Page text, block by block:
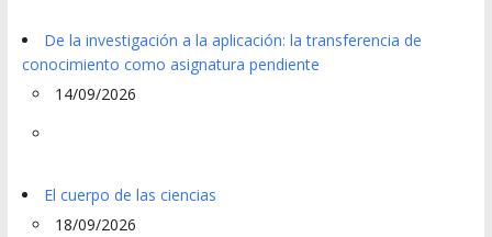
De la investigación a la aplicación: la transferencia de
conocimiento como asignatura pendiente
14/09/2026
El cuerpo de las ciencias
18/09/2026